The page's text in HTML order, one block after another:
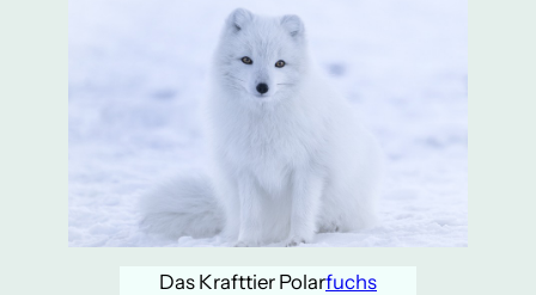
Das Krafttier Polarfuchs